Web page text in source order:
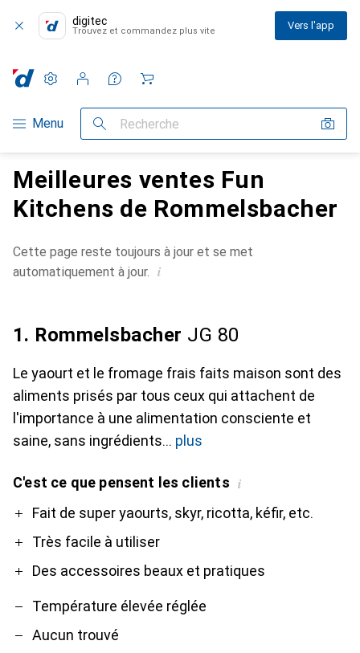
digitec
Trouvez et commandez plus vite Vers l'app
Navigation par catégorie
Menu Recherche
Paramètres
Compte client
Listes de comparaison
Listes d'envies
Panier
Meilleures ventes Fun
Kitchens de Rommelsbacher
Cette page reste toujours à jour et se met
automatiquement à jour. i
1. Rommelsbacher JG 80
Le yaourt et le fromage frais faits maison sont des
aliments prisés par tous ceux qui attachent de
l'importance à une alimentation consciente et
saine, sans ingrédients
plus
C'est ce que pensent les clients i
ProFait de super yaourts, skyr, ricotta, kéfir, etc.
Très facile à utiliser
Des accessoires beaux et pratiques
Contre
Température élevée réglée
Aucun trouvé